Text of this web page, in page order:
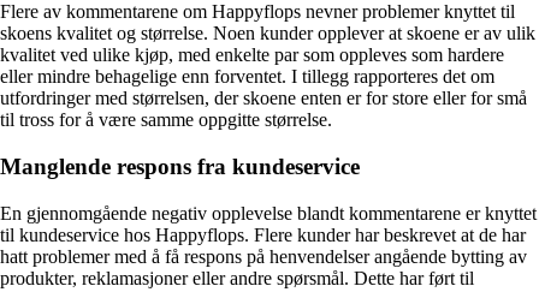
Flere av kommentarene om Happyflops nevner problemer knyttet til
skoens kvalitet og størrelse. Noen kunder opplever at skoene er av ulik
kvalitet ved ulike kjøp, med enkelte par som oppleves som hardere
eller mindre behagelige enn forventet. I tillegg rapporteres det om
utfordringer med størrelsen, der skoene enten er for store eller for små
til tross for å være samme oppgitte størrelse.
Manglende respons fra kundeservice
En gjennomgående negativ opplevelse blandt kommentarene er knyttet
til kundeservice hos Happyflops. Flere kunder har beskrevet at de har
hatt problemer med å få respons på henvendelser angående bytting av
produkter, reklamasjoner eller andre spørsmål. Dette har ført til